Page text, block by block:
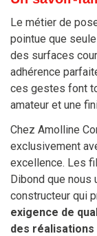
Le métier de
pointue que
des surfaces
adhérence
ces gestes font
amateur et une
Chez Amolline
exclusivement
excellence. Les
Dibond que
constructeur qui
exigence de
des